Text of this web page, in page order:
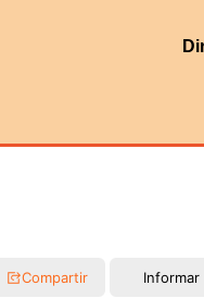
Compartir Informar